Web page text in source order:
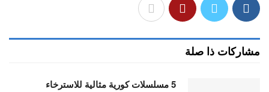
مشاركات ذا صلة
5 مسلسلات كورية مثالية للاسترخاء